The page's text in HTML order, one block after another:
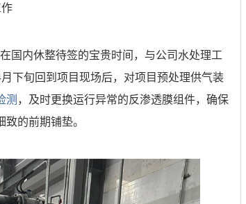
国内休整待签的宝贵时间，与公司水处理工
下旬回到项目现场后，对项目预处理供气装
测 ，及时更换运行异常的反渗透膜组件，确保
的前期铺垫。